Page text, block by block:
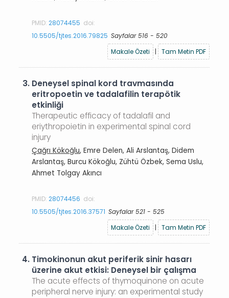
PMID:28074455 doi:
10.5505/tjtes.2016.79825 Sayfalar 516 - 520
Makale Özeti
| Tam Metin PDF
3. Deneysel spinal kord travmasında
eritropoetin ve tadalafilin terapötik
etkinliği
Therapeutic efficacy of tadalafil and
eriythropoietin in experimental spinal cord
injury
Çağrı Kökoğlu, Emre Delen, Ali Arslantaş, Didem
Arslantaş, Burcu Kökoğlu, Zühtü Özbek, Sema Uslu,
Ahmet Tolgay Akıncı
PMID:28074456 doi:
10.5505/tjtes.2016.37571 Sayfalar 521 - 525
Makale Özeti
| Tam Metin PDF
4. Timokinonun akut periferik sinir hasarı
üzerine akut etkisi: Deneysel bir çalışma
The acute effects of thymoquinone on acute
peripheral nerve injury: an experimental study